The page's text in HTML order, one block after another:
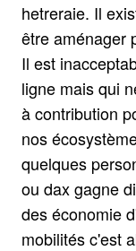
hetreraie. Il
être aménager
Il est
ligne mais qui
à contribution
nos
quelques
ou dax gagne
des économie
mobilités c'est